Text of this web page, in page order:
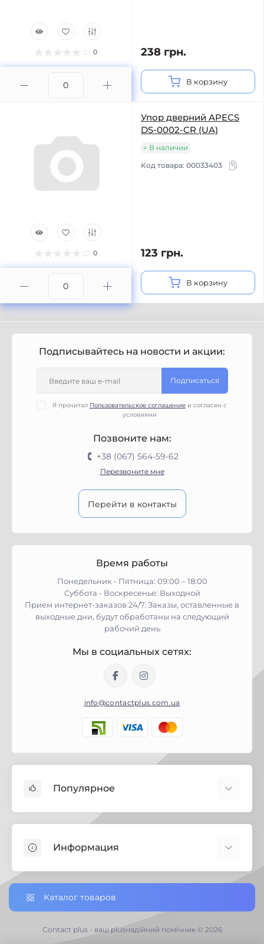
0 238 грн.
В корзину
0
Упор дверний APECS
DS-0002-CR (UA)
В наличии
Код товара: 00033403
123 грн.
В корзину
Подписывайтесь на новости и акции:
Подписаться
Я прочитал Пользовательское соглашениеи согласен с
условиями
Позвоните нам:
+38 (067) 564-59-62
Перезвоните мне
Перейти в контакты
Время работы
Понедельник - Пятница: 09:00 – 18:00
Суббота - Воскресенье: Выходной
Прием интернет-заказов 24/7. Заказы, оставленные в
выходные дни, будут обработаны на следующий
рабочий день
Мы в социальных сетях:
info@contactplus.com.ua
Популярное
Биозащита
Строительная химия
Замки
Петли дверные
Хозяйственный инвертарь
Информация
Настройки сookie-файлов
Доставка заказов по Украине
Доставка по Черниговской обл.
Каталог товаров
Contact plus - ваш plusнадійний помічник © 2026